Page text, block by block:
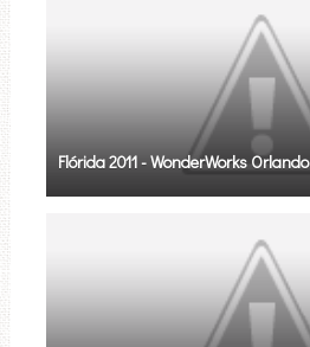
Flórida 2011 - WonderWorks Orlando